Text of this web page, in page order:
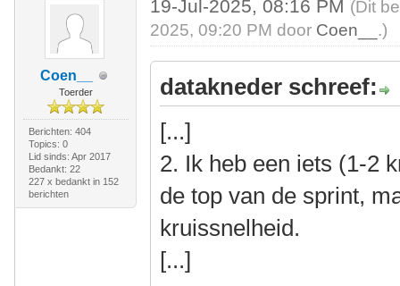
Coen__
Toerder
Berichten: 404
Topics: 0
Lid sinds: Apr 2017
Bedankt: 22
227 x bedankt in 152
berichten
19-Jul-2025, 08:16 PM (Dit
2025, 09:20 PM door Coen__ .)
datakneder schreef:
[...]
2. Ik heb een iets (1-2
de top van de sprint,
kruissnelheid.
[...]